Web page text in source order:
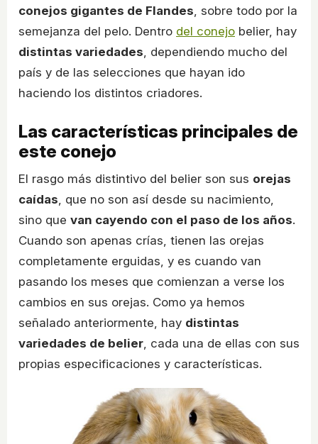
conejos gigantes de Flandes , sobre todo por la
semejanza del pelo. Dentro del conejo belier, hay
distintas variedades , dependiendo mucho del
país y de las selecciones que hayan ido
haciendo los distintos criadores.
Las características principales de
este conejo
El rasgo más distintivo del belier son sus orejas
caídas , que no son así desde su nacimiento,
sino que van cayendo con el paso de los años.
Cuando son apenas crías, tienen las orejas
completamente erguidas, y es cuando van
pasando los meses que comienzan a verse los
cambios en sus orejas. Como ya hemos
señalado anteriormente, hay distintas
variedades de belier , cada una de ellas con sus
propias especificaciones y características.